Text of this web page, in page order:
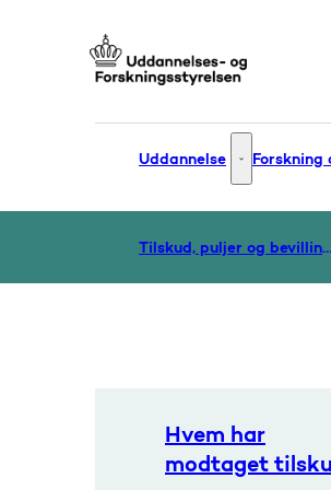
Uddannelse Uddannelse -
Forskning
Tilskud, puljer og bevillinger
Hvem har
modtaget